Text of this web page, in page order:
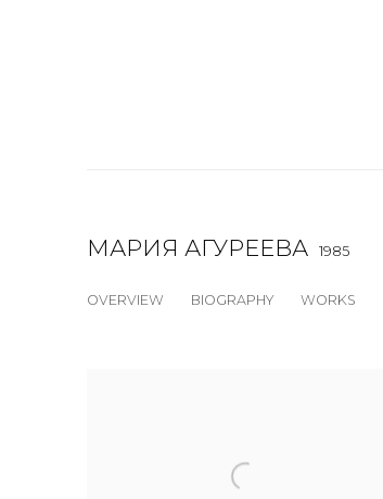
МАРИЯ АГУРЕЕВА 1985
OVERVIEW BIOGRAPHY WORKS